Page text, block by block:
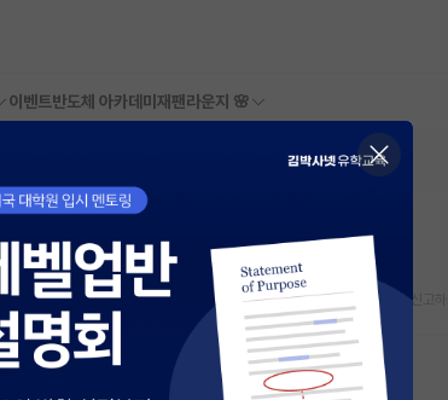
이벤트반도체 아카데미 재팬라운지 🌸
스크랩 신고하